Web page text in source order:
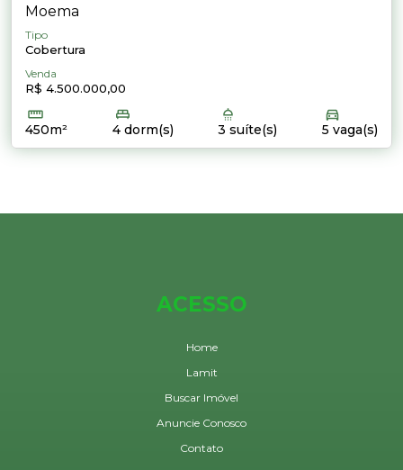
Moema
Tipo
Cobertura
Venda
R$ 4.500.000,00
450m² 4 dorm(s) 3 suíte(s) 5 vaga(s)
ACESSO
Home
Lamit
Buscar Imóvel
Anuncie Conosco
Contato